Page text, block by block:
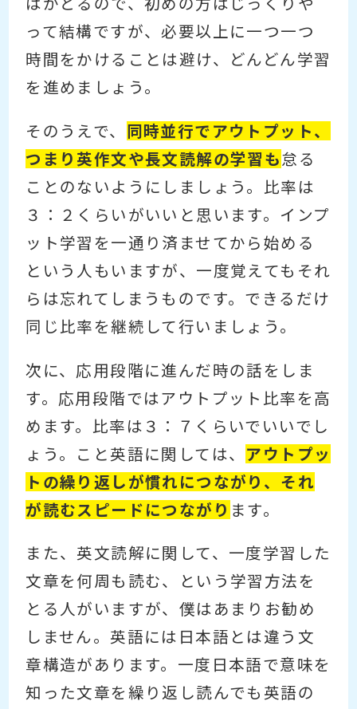
って結構ですが、必要以上に一つ一つ
時間をかけることは避け、どんどん学習
を進めましょう。
そのうえで、 同時並行でアウトプット、
つまり英作文や長文読解の学習も怠る
ことのないようにしましょう。比率は
３：２くらいがいいと思います。インプ
ット学習を一通り済ませてから始める
という人もいますが、一度覚えてもそれ
らは忘れてしまうものです。できるだけ
同じ比率を継続して行いましょう。
次に、応用段階に進んだ時の話をしま
す。応用段階ではアウトプット比率を高
めます。比率は３：７くらいでいいでし
ょう。こと英語に関しては、 アウトプッ
トの繰り返しが慣れにつながり、それ
が読むスピードにつながり ます。
また、英文読解に関して、一度学習した
文章を何周も読む、という学習方法を
とる人がいますが、僕はあまりお勧め
しません。英語には日本語とは違う文
章構造があります。一度日本語で意味を
知った文章を繰り返し読んでも英語の